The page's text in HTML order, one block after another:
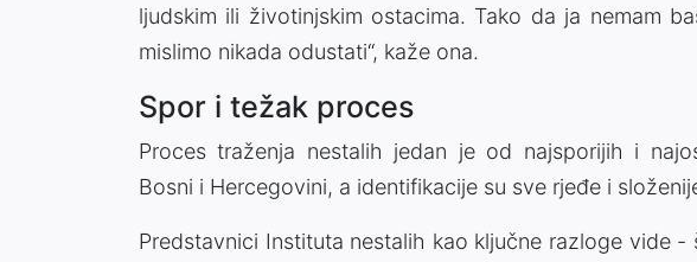
ljudskim ili životinjskim ostacima. Tako da ja nemam
mislimo nikada odustati“, kaže ona.
Spor i težak proces
Proces traženja nestalih jedan je od najsporijih i
Bosni i Hercegovini, a identifikacije su sve rjeđe i
Predstavnici Instituta nestalih kao ključne razloge vide